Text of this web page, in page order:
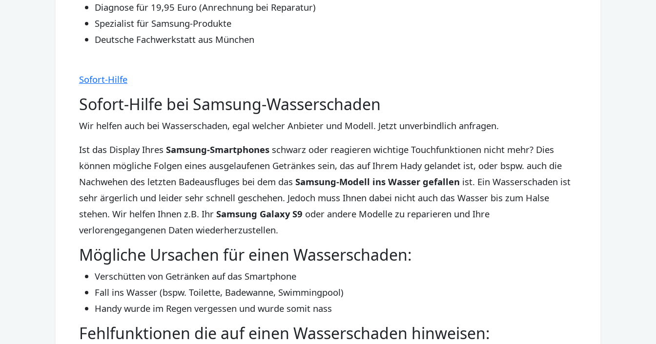
Diagnose für 19,95 Euro (Anrechnung bei Reparatur)
Spezialist für Samsung-Produkte
Deutsche Fachwerkstatt aus München
Sofort-Hilfe
Sofort-Hilfe bei Samsung-Wasserschaden
Wir helfen auch bei Wasserschaden, egal welcher Anbieter und Modell. Jetzt unverbindlich anfragen.
Ist das Display Ihres Samsung-Smartphones schwarz oder reagieren wichtige Touchfunktionen nicht mehr? Dies
können mögliche Folgen eines ausgelaufenen Getränkes sein, das auf Ihrem Hady gelandet ist, oder bspw. auch die
Nachwehen des letzten Badeausfluges bei dem das Samsung-Modell ins Wasser gefallen ist. Ein Wasserschaden ist
sehr ärgerlich und leider sehr schnell geschehen. Jedoch muss Ihnen dabei nicht auch das Wasser bis zum Halse
stehen. Wir helfen Ihnen z.B. Ihr Samsung Galaxy S9 oder andere Modelle zu reparieren und Ihre
verlorengegangenen Daten wiederherzustellen.
Mögliche Ursachen für einen Wasserschaden:
Verschütten von Getränken auf das Smartphone
Fall ins Wasser (bspw. Toilette, Badewanne, Swimmingpool)
Handy wurde im Regen vergessen und wurde somit nass
Fehlfunktionen die auf einen Wasserschaden hinweisen: